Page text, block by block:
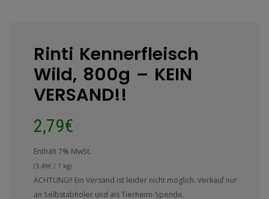
Rinti Kennerfleisch
Wild, 800g – KEIN
VERSAND!!
2,79€
Enthält 7% MwSt.
(3,49€ / 1 kg)
ACHTUNG!! Ein Versand ist leider nicht möglich. Verkauf nur
an Selbstabholer und als Tierheim-Spende.